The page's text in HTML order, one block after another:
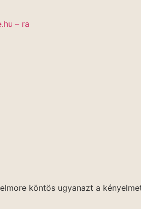
– ra
köntös ugyanazt a